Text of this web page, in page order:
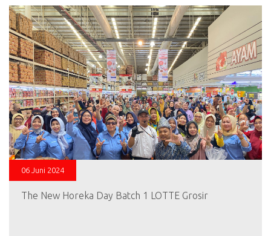
06 Juni 2024
The New Horeka Day Batch 1 LOTTE Grosir